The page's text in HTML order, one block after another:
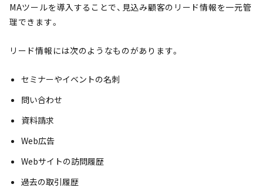
MAツールを導入することで、見込み顧客のリード情報を一元管
理できます。
リード情報には次のようなものがあります。
セミナーやイベントの名刺
問い合わせ
資料請求
Web広告
Webサイトの訪問履歴
過去の取引履歴